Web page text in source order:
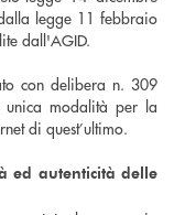
legge 11 febbraio
dall'AGID.
con delibera n. 309
modalità per la
di quest’ultimo.
ed autenticità delle